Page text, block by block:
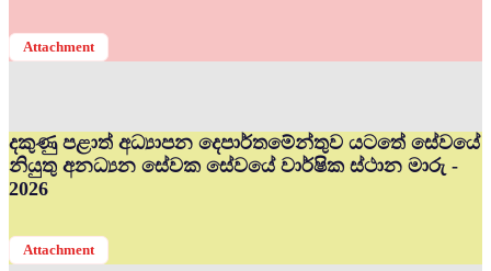
Attachment
දකුණු පළාත් අධ්‍යාපන දෙපාර්තමේන්තුව යටතේ සේවයේ
නියුතු අනධ්‍යන සේවක සේවයේ වාර්ෂික ස්ථාන මාරු -
2026
Attachment